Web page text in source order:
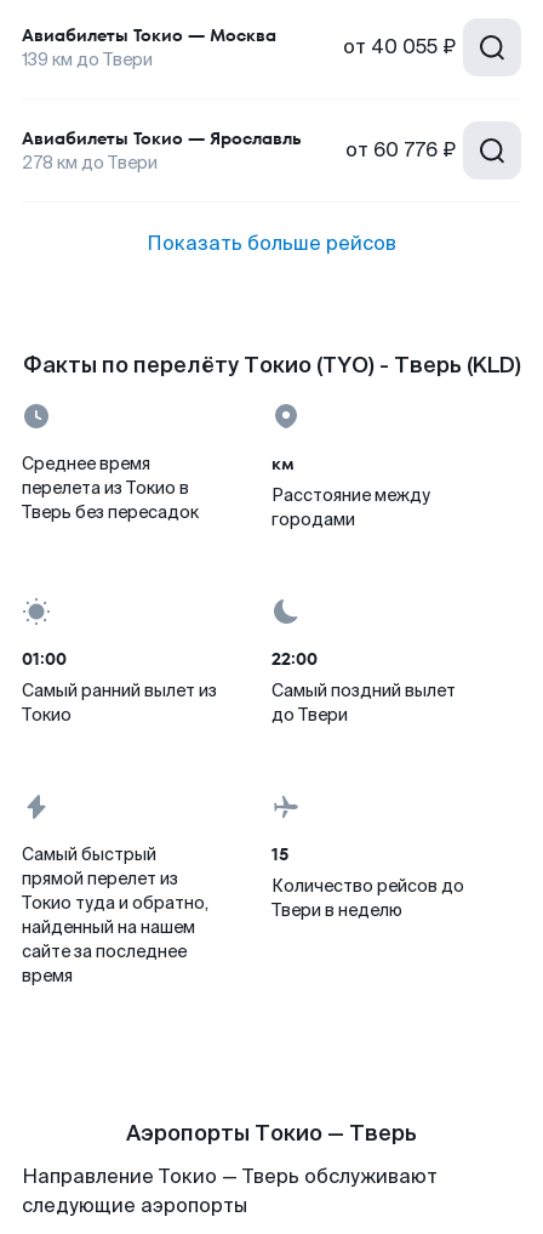
Авиабилеты Токио — Москва
139 км до Твери от 40 055 ₽
Авиабилеты Токио — Ярославль
278 км до Твери от 60 776 ₽
Показать больше рейсов
Факты по перелёту Токио (TYO) - Тверь (KLD)
Среднее время
перелета из Токио в
Тверь без пересадок
км
Расстояние между
городами
01:00
Самый ранний вылет из
Токио
22:00
Самый поздний вылет
до Твери
Самый быстрый
прямой перелет из
Токио туда и обратно,
найденный на нашем
сайте за последнее
время
15
Количество рейсов до
Твери в неделю
Аэропорты Токио — Тверь
Направление Токио — Тверь обслуживают
следующие аэропорты